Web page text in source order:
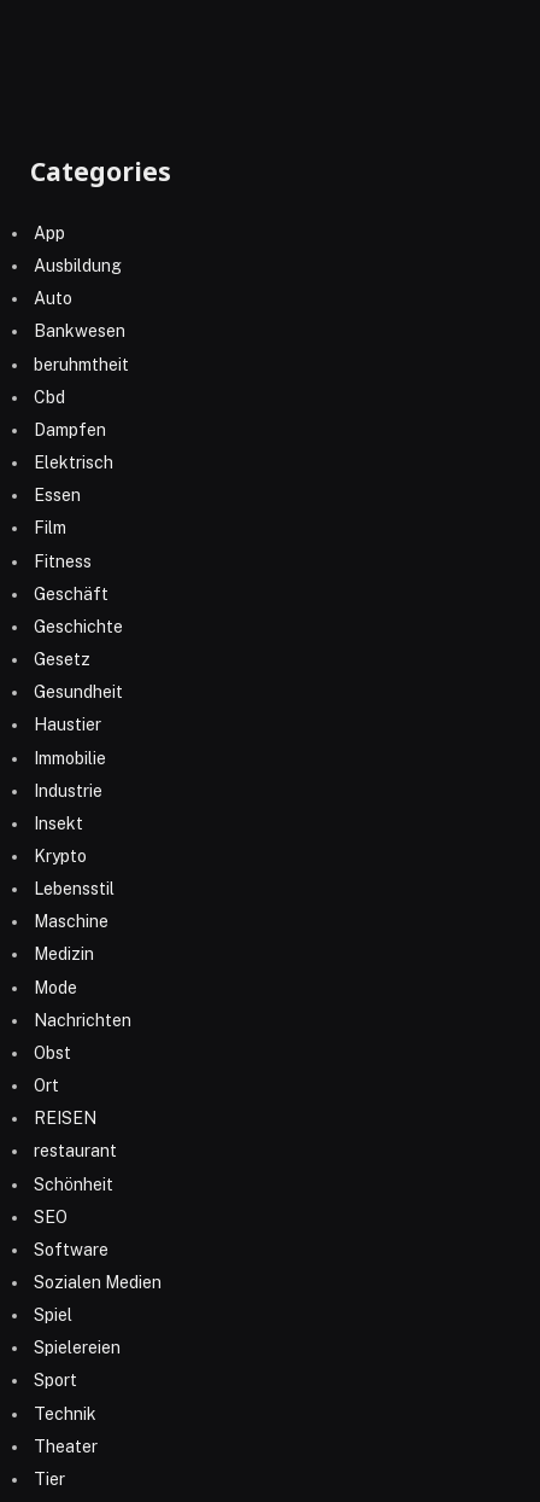
Categories
App
Ausbildung
Auto
Bankwesen
beruhmtheit
Cbd
Dampfen
Elektrisch
Essen
Film
Fitness
Geschäft
Geschichte
Gesetz
Gesundheit
Haustier
Immobilie
Industrie
Insekt
Krypto
Lebensstil
Maschine
Medizin
Mode
Nachrichten
Obst
Ort
REISEN
restaurant
Schönheit
SEO
Software
Sozialen Medien
Spiel
Spielereien
Sport
Technik
Theater
Tier